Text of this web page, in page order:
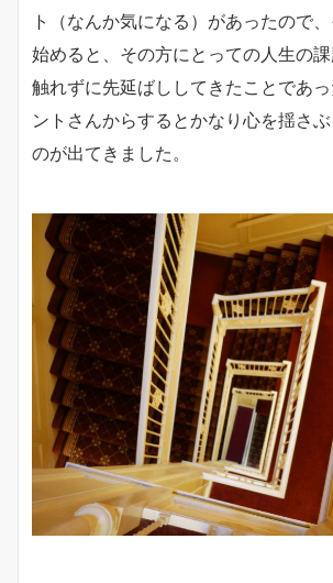
ト（なんか気になる）があったので
始めると、その方にとっての人生の課
触れずに先延ばししてきたことであ
ントさんからするとかなり心を揺さ
のが出てきました。